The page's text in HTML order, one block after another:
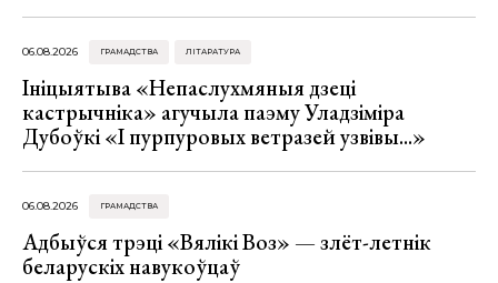
06.08.2026 ГРАМАДСТВА ЛІТАРАТУРА
Ініцыятыва «Непаслухмяныя дзеці
кастрычніка» агучыла паэму Уладзіміра
Дубоўкі «І пурпуровых ветразей узвівы...»
06.08.2026 ГРАМАДСТВА
Адбыўся трэці «Вялікі Воз» — злёт-летнік
беларускіх навукоўцаў